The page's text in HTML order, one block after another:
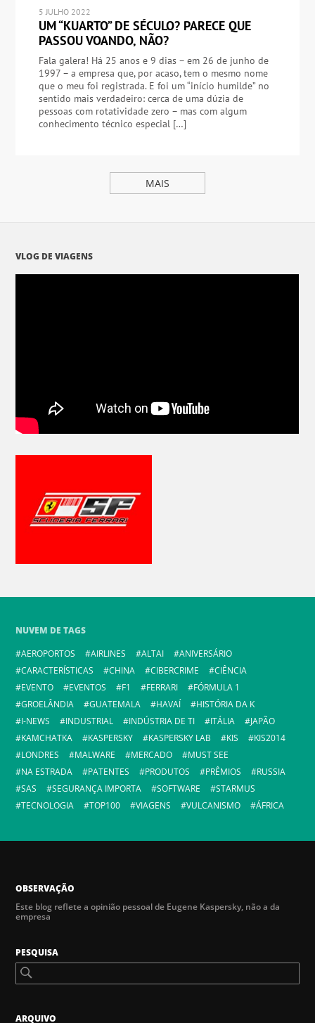
5 JULHO 2022
UM “KUARTO” DE SÉCULO? PARECE QUE
PASSOU VOANDO, NÃO?
Fala galera! Há 25 anos e 9 dias – em 26 de junho de
1997 – a empresa que, por acaso, tem o mesmo nome
que o meu foi registrada. E foi um “início humilde” no
sentido mais verdadeiro: cerca de uma dúzia de
pessoas com rotatividade zero – mas com algum
conhecimento técnico especial […]
MAIS
VLOG DE VIAGENS
NUVEM DE TAGS
AEROPORTOS
AIRLINES ALTAI
ANIVERSÁRIO
CARACTERÍSTICAS
CHINA CIBERCRIME
CIÊNCIA
EVENTO
EVENTOS F1 FERRARI
FÓRMULA 1
GROELÂNDIA
GUATEMALA HAVAÍ
HISTÓRIA DA K
I-NEWS
INDUSTRIAL INDÚSTRIA DE TI ITÁLIA
JAPÃO
KAMCHATKA
KASPERSKY KASPERSKY LAB KIS
KIS2014
LONDRES
MALWARE MERCADO
MUST SEE
NA ESTRADA
PATENTES PRODUTOS PRÊMIOS
RUSSIA
SAS
SEGURANÇA IMPORTA SOFTWARE
STARMUS
TECNOLOGIA
TOP100 VIAGENS VULCANISMO ÁFRICA
OBSERVAÇÃO
Este blog reflete a opinião pessoal de Eugene Kaspersky, não a da
empresa
PESQUISA
ARQUIVO